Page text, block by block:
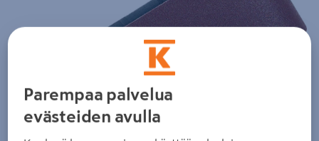
Parempaa palvelua
evästeiden avulla